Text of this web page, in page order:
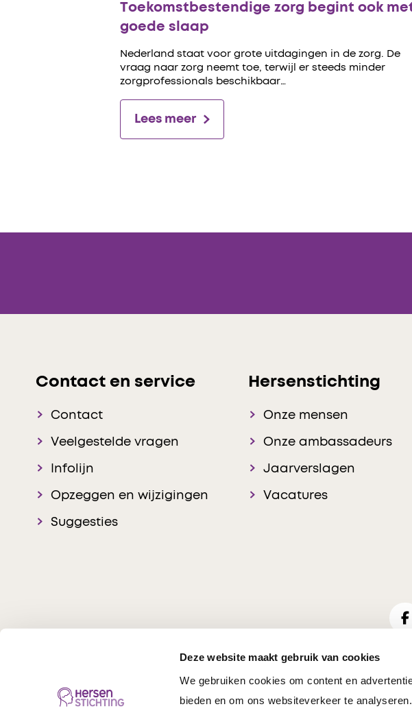
Deze website maakt gebruik van cookies
We gebruiken cookies om content en
bieden en om ons websiteverkeer te
Toekomstbestendige zorg begint ook
goede slaap
Nederland staat voor grote uitdagingen in de zorg. De
vraag naar zorg neemt toe, terwijl er steeds minder
zorgprofessionals beschikbaar…
Lees meer
Contact en service
Contact
Veelgestelde vragen
Infolijn
Opzeggen en wijzigingen
Suggesties
Hersenstichting
Onze mensen
Onze ambassadeurs
Jaarverslagen
Vacatures
Hersenstichting © 2026 Disclaimer